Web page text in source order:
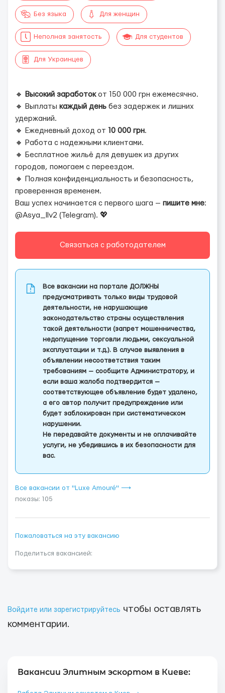
Без языка Для женщин
Неполная занятость Для студентов
Для Украинцев
🔸 Высокий заработокот 150 000 грн ежемесячно.
🔸 Выплаты каждый день без задержек и лишних
удержаний.
🔸 Ежедневный доход от
10 000 грн.
🔸 Работа с надежными клиентами.
🔸 Бесплатное жильё для девушек из других
городов, помогаем с переездом.
🔸 Полная конфиденциальность и безопасность,
проверенная временем.
Ваш успех начинается с первого шага — пишите мне:
@Asya_llv2 (Telegram). 💖
Связаться с работодателем
Все вакансии на портале ДОЛЖНЫ
предусматривать только виды трудовой
деятельности, не нарушающие
законодательство страны осуществления
такой деятельности (запрет мошенничества,
недопущение торговли людьми, сексуальной
эксплуатации и т.д.). В случае выявления в
объявлении несоответствия таким
требованиям — сообщите Администратору, и
если ваша жалоба подтвердится —
соответствующее объявление будет удалено,
а его автор получит предупреждение или
будет заблокирован при систематическом
нарушении.
Не передавайте документы и не оплачивайте
услуги, не убедившись в их безопасности для
вас.
Все вакансии от "Luxe Amouré" ⟶
показы: 105
Пожаловаться на эту вакансию
Поделиться вакансией:
Войдите или зарегистрируйтесь чтобы оставлять
комментарии.
Вакансии Элитным эскортом в Киеве: